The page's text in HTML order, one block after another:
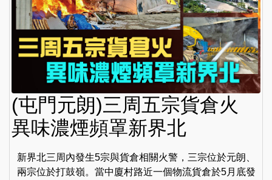
(屯門元朗)三周五宗貨倉火
異味濃煙頻罩新界北
新界北三周內發生5宗與貨倉相關火警，三宗位於元朗、
兩宗位於打鼓嶺。當中廈村路近一個物流貨倉於5月底發